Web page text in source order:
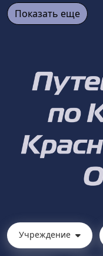
Показать еще
Учреждение